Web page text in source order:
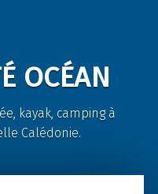
OCÉAN
kayak, camping à
Calédonie.